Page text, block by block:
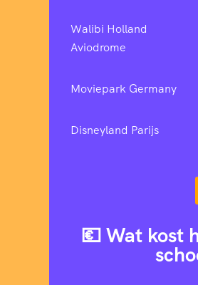
Walibi Holland
Aviodrome
Moviepark Germany
Disneyland Parijs
💶 Wat kost